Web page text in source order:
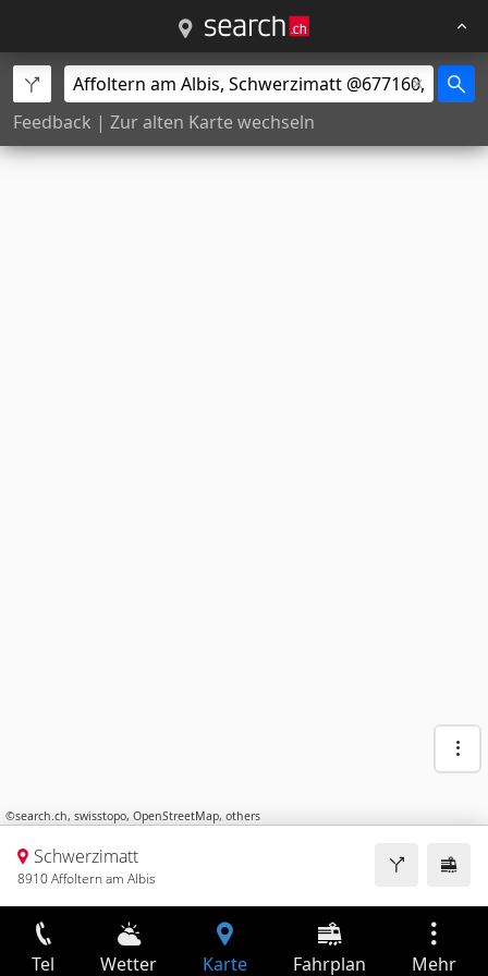
Feedback | Zur alten Karte wechseln
©search.ch, swisstopo, OpenStreetMap, others
Schwerzimatt
8910 Affoltern am Albis
Tel Wetter Karte Fahrplan Mehr